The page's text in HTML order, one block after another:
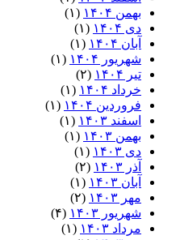
بهمن ۱۴۰۴
(۱)
دی ۱۴۰۴
(۱)
آبان ۱۴۰۴
(۱)
شهریور ۱۴۰۴
(۱)
تیر ۱۴۰۴
(۲)
خرداد ۱۴۰۴
(۱)
فروردین ۱۴۰۴
(۱)
اسفند ۱۴۰۳
(۱)
بهمن ۱۴۰۳
(۱)
دی ۱۴۰۳
(۱)
آذر ۱۴۰۳
(۲)
آبان ۱۴۰۳
(۱)
مهر ۱۴۰۳
(۲)
شهریور ۱۴۰۳
(۴)
مرداد ۱۴۰۳
(۱)